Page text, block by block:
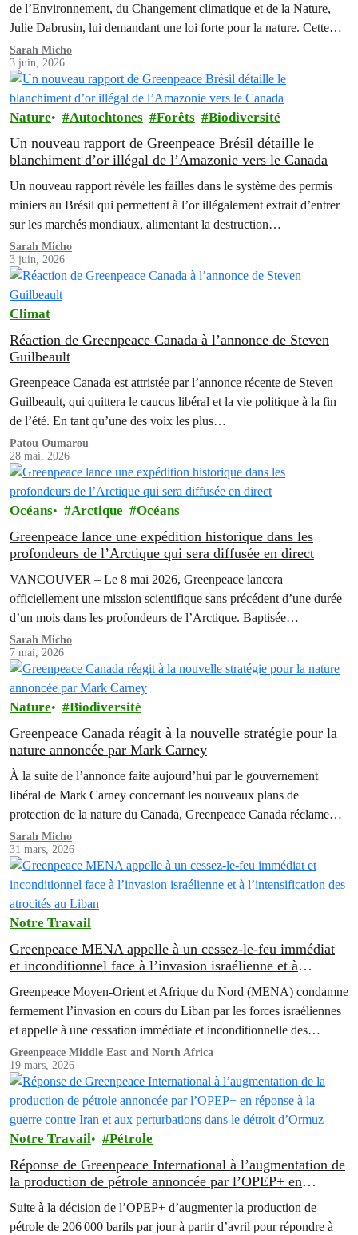
arrêter et inverser la perte de biodiversité
de l’Environnement, du Changement climatique et de la Nature,
Julie Dabrusin, lui demandant une loi forte pour la nature. Cette
pétition a été signée par plus de 116 000 personnes à travers le
Canada, qui réclament que la nature soit protégée et que les…
Sarah Micho
3 juin, 2026
Nature Autochtones Forêts Biodiversité
Un nouveau rapport de Greenpeace Brésil détaille le
blanchiment d’or illégal de l’Amazonie vers le Canada
Un nouveau rapport révèle les failles dans le système des permis
miniers au Brésil qui permettent à l’or illégalement extrait d’entrer
sur les marchés mondiaux, alimentant la destruction
environnementale et aggravant les crises qui touchent les peuples
autochtones d’Amazonie.
Sarah Micho
3 juin, 2026
Climat
Réaction de Greenpeace Canada à l’annonce de Steven
Guilbeault
Greenpeace Canada est attristée par l’annonce récente de Steven
Guilbeault, qui quittera le caucus libéral et la vie politique à la fin
de l’été. En tant qu’une des voix les plus…
Patou Oumarou
28 mai, 2026
Océans Arctique Océans
Greenpeace lance une expédition historique dans les
profondeurs de l’Arctique qui sera diffusée en direct
VANCOUVER – Le 8 mai 2026, Greenpeace lancera
officiellement une mission scientifique sans précédent d’une durée
d’un mois dans les profondeurs de l’Arctique. Baptisée
l’expédition Deep Arctic, cette démarche historique est la première
en son genre dans l’histoire de l’organisation.
Sarah Micho
7 mai, 2026
Nature Biodiversité
Greenpeace Canada réagit à la nouvelle stratégie pour la
nature annoncée par Mark Carney
À la suite de l’annonce faite aujourd’hui par le gouvernement
libéral de Mark Carney concernant les nouveaux plans de
protection de la nature du Canada, Greenpeace Canada réclame
une plus grande ambition assortie de mesures de responsabilisation
solides, d’une meilleure transparence…
Sarah Micho
31 mars, 2026
Notre Travail
Greenpeace MENA appelle à un cessez-le-feu immédiat
et inconditionnel face à l’invasion israélienne et à
Greenpeace Moyen-Orient et Afrique du Nord (MENA) condamne
fermement l’invasion en cours du Liban par les forces israéliennes
et appelle à une cessation immédiate et inconditionnelle des
hostilités par toutes…
Greenpeace Middle East and North Africa
19 mars, 2026
Notre Travail Pétrole
Réponse de Greenpeace International à l’augmentation de
la production de pétrole annoncée par l’OPEP+ en
réponse à la guerre contre Iran et aux perturbations dans
le détroit d’Ormuz
Suite à la décision de l’OPEP+ d’augmenter la production de
pétrole de 206 000 barils par jour à partir d’avril pour répondre à